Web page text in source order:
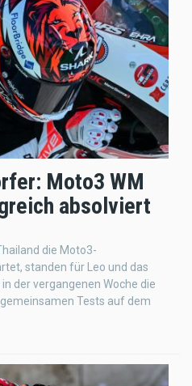
Moto3 WM
absolviert
die Moto3-
standen für Leo und das
der vergangenen Woche die
Tests auf dem